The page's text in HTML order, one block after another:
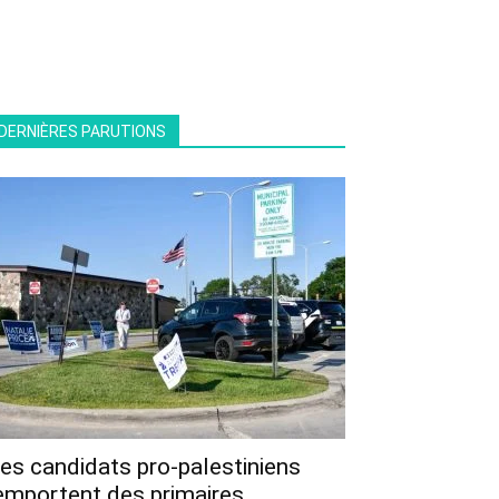
PARUTIONS
candidats pro-palestiniens